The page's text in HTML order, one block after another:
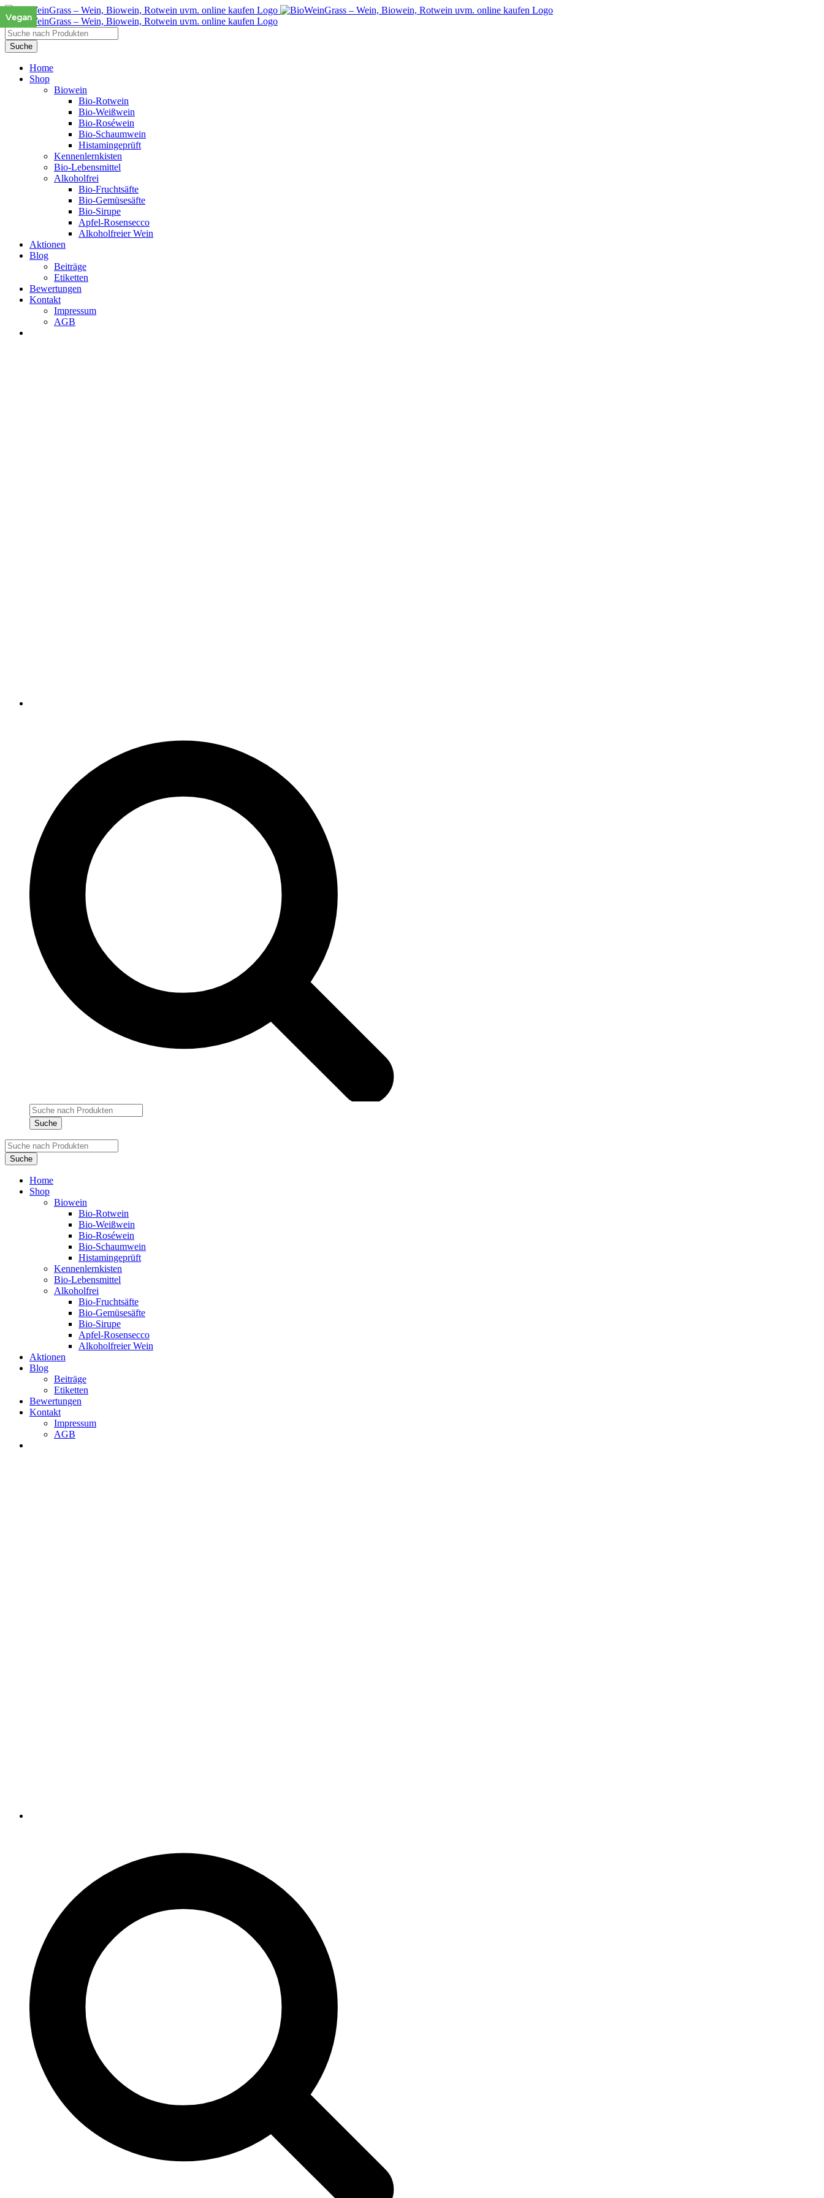
Zum
Inhalt
springen
Products
search
Suche
Home
Shop
Biowein
Bio-Rotwein
Bio-Weißwein
Bio-Roséwein
Bio-Schaumwein
Histamingeprüft
Kennenlernkisten
Bio-Lebensmittel
Alkoholfrei
Bio-Fruchtsäfte
Bio-Gemüsesäfte
Bio-Sirupe
Apfel-Rosensecco
Alkoholfreier Wein
Aktionen
Blog
Beiträge
Etiketten
Bewertungen
Kontakt
Impressum
AGB
Products
search
Suche
Products
search
Suche
Home
Shop
Biowein
Bio-Rotwein
Bio-Weißwein
Bio-Roséwein
Bio-Schaumwein
Histamingeprüft
Kennenlernkisten
Bio-Lebensmittel
Alkoholfrei
Bio-Fruchtsäfte
Bio-Gemüsesäfte
Bio-Sirupe
Apfel-Rosensecco
Alkoholfreier Wein
Aktionen
Blog
Beiträge
Etiketten
Bewertungen
Kontakt
Impressum
AGB
Vegan